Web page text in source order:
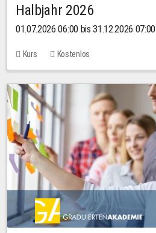
Halbjahr 2026
01.07.2026 06:00 bis 31.12.2026 07:00
Kurs Kostenlos